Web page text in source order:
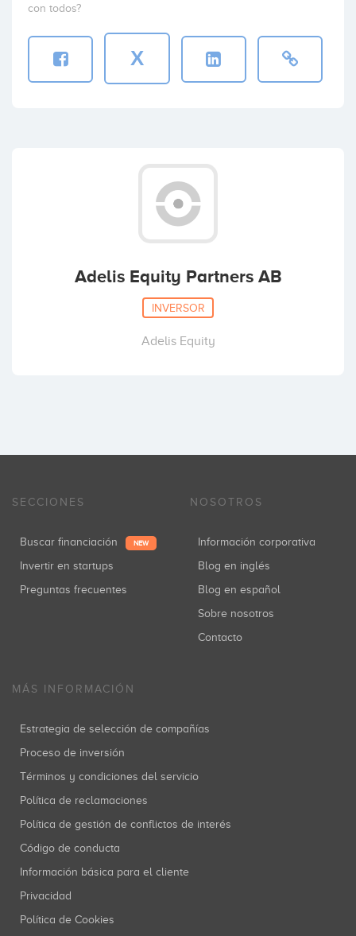
con todos?
X
Adelis Equity Partners AB
INVERSOR
Adelis Equity
SECCIONES
Buscar financiación NEW
Invertir en startups
Preguntas frecuentes
NOSOTROS
Información corporativa
Blog en inglés
Blog en español
Sobre nosotros
Contacto
MÁS INFORMACIÓN
Estrategia de selección de compañías
Proceso de inversión
Términos y condiciones del servicio
Política de reclamaciones
Política de gestión de conflictos de interés
Código de conducta
Información básica para el cliente
Privacidad
Política de Cookies